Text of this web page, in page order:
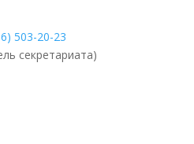
503-20-23
секретариата)